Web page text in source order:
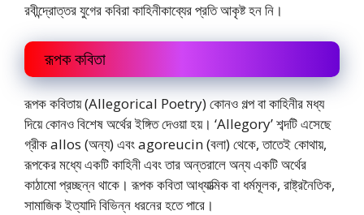
রবীন্দ্রোত্তর যুগের কবিরা কাহিনীকাব্যের প্রতি আকৃষ্ট হন নি।
রূপক কবিতা
রূপক কবিতায় (Allegorical Poetry) কোনও গল্প বা কাহিনীর মধ্য
দিয়ে কোনও বিশেষ অর্থের ইঙ্গিত দেওয়া হয়। ‘Allegory’ শব্দটি এসেছে
গ্রীক allos (অন্য) এবং agoreucin (বলা) থেকে, তাতেই কোথায়,
রূপকের মধ্যে একটি কাহিনী এবং তার অন্তরালে অন্য একটি অর্থের
কাঠামো প্রচ্ছন্ন থাকে। রূপক কবিতা আধ্যাত্মিক বা ধর্মমূলক, রাষ্ট্রনৈতিক,
সামাজিক ইত্যাদি বিভিন্ন ধরনের হতে পারে।